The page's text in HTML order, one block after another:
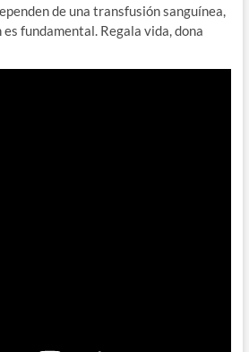
de una transfusión sanguínea,
fundamental. Regala vida, dona